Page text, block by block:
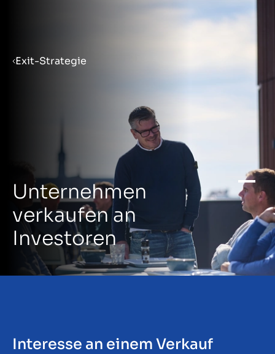
Unternehmen verkaufen
Unternehmen kaufen
Insights
Über uns
Exit-Strategie
Unternehmen
verkaufen an
Investoren
Interesse an einem Verkauf